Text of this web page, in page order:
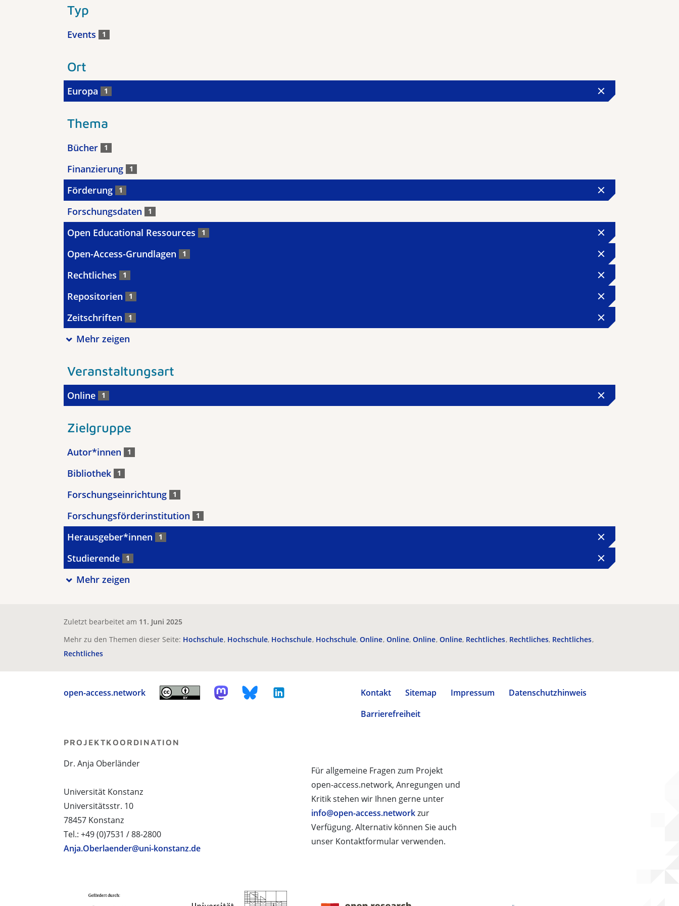
Typ
Events 1
Ort
Europa 1
Thema
Bücher 1
Finanzierung 1
Förderung 1
Forschungsdaten 1
Open Educational Ressources 1
Open-Access-Grundlagen 1
Rechtliches 1
Repositorien 1
Zeitschriften 1
Mehr zeigen
Veranstaltungsart
Online 1
Zielgruppe
Autor*innen 1
Bibliothek 1
Forschungseinrichtung 1
Forschungsförderinstitution 1
Herausgeber*innen 1
Studierende 1
Mehr zeigen
Zuletzt bearbeitet am 11. Juni 2025
Mehr zu den Themen dieser Seite: Hochschule Hochschule Hochschule Hochschule Online Online Online Online Rechtliches Rechtliches Rechtliches
Rechtliches
open-access.network Kontakt Sitemap Impressum
Datenschutzhinweis
Barrierefreiheit
Für allgemeine Fragen zum Projekt
open-access.network, Anregungen und
Kritik stehen wir Ihnen gerne unter
info@open-access.networkzur
Verfügung. Alternativ können Sie auch
unser Kontaktformular verwenden.
PROJEKTKOORDINATION
Dr. Anja Oberländer
Universität Konstanz
Universitätsstr. 10
78457 Konstanz
Tel.: +49 (0)7531 / 88-2800
Anja.Oberlaender@uni-konstanz.de